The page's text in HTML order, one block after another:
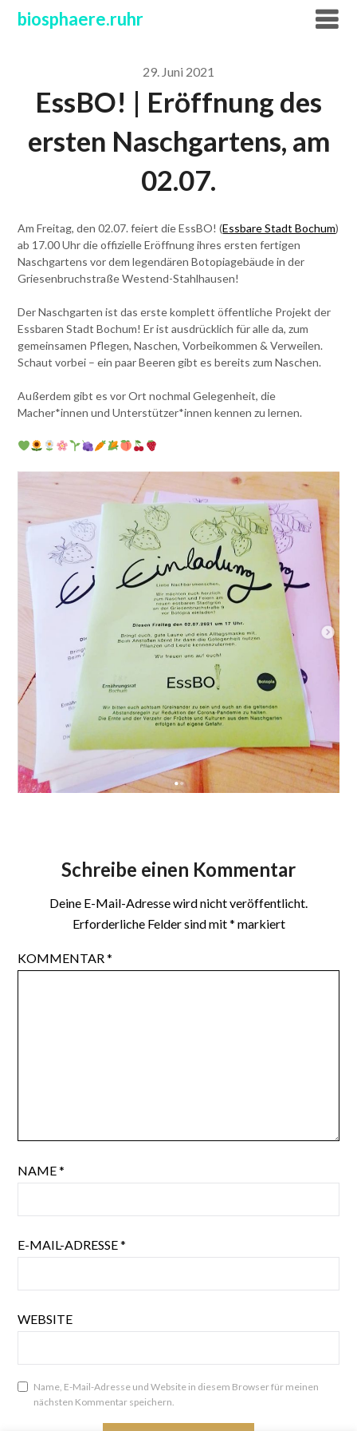
Skipbiosphaere.ruhr
29. Juni 2021
EssBO! | Eröffnung des
ersten Naschgartens, am
02.07.
Am Freitag, den 02.07. feiert die EssBO! (Essbare Stadt Bochum)
ab 17.00 Uhr die offizielle Eröffnung ihres ersten fertigen
Naschgartens vor dem legendären Botopiagebäude in der
Griesenbruchstraße Westend-Stahlhausen!
Der Naschgarten ist das erste komplett öffentliche Projekt der
Essbaren Stadt Bochum! Er ist ausdrücklich für alle da, zum
gemeinsamen Pflegen, Naschen, Vorbeikommen & Verweilen.
Schaut vorbei – ein paar Beeren gibt es bereits zum Naschen.
Außerdem gibt es vor Ort nochmal Gelegenheit, die
Macher*innen und Unterstützer*innen kennen zu lernen.
Schreibe einen Kommentar
Deine E-Mail-Adresse wird nicht veröffentlicht.
Erforderliche Felder sind mit* markiert
KOMMENTAR*
NAME*
E-MAIL-ADRESSE*
WEBSITE
Name, E-Mail-Adresse und Website in diesem Browser für meinen
nächsten Kommentar speichern.